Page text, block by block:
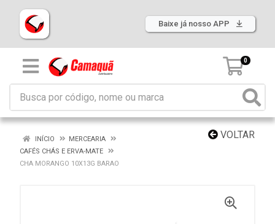
Baixe já nosso APP
0
VOLTAR
INÍCIO
MERCEARIA
CAFÉS CHÁS E ERVA-MATE
CHA MORANGO 10X13G BARAO